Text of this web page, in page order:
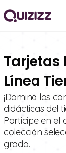
Tarjetas
Línea
¡Domina los
didácticas del
Participe en el
colección
grado.